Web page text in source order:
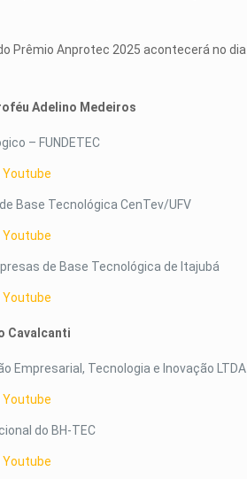
Prêmio Anprotec 2025 acontecerá no dia
Adelino Medeiros
– FUNDETEC
IYoutube
Base Tecnológica CenTev/UFV
IYoutube
de Base Tecnológica de Itajubá
IYoutube
Cavalcanti
Empresarial, Tecnologia e Inovação LTDA
IYoutube
do BH-TEC
IYoutube